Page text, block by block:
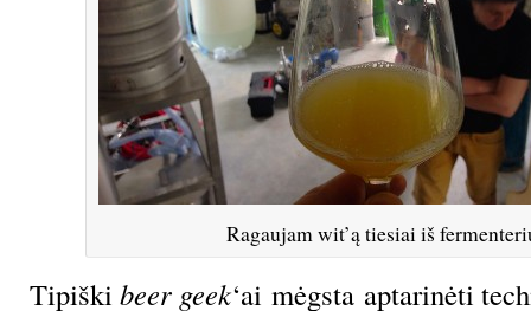
Ragaujam wit’ą tiesiai iš
Tipiški beer geek‘ai mėgsta aptarinėti